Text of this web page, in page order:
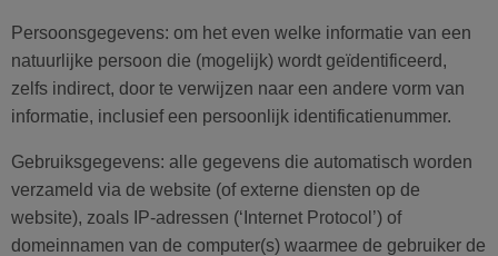
Persoonsgegevens: om het even welke informatie van een
natuurlijke persoon die (mogelijk) wordt geïdentificeerd,
zelfs indirect, door te verwijzen naar een andere vorm van
informatie, inclusief een persoonlijk identificatienummer.
Gebruiksgegevens: alle gegevens die automatisch worden
verzameld via de website (of externe diensten op de
website), zoals IP-adressen (‘Internet Protocol’) of
domeinnamen van de computer(s) waarmee de gebruiker de